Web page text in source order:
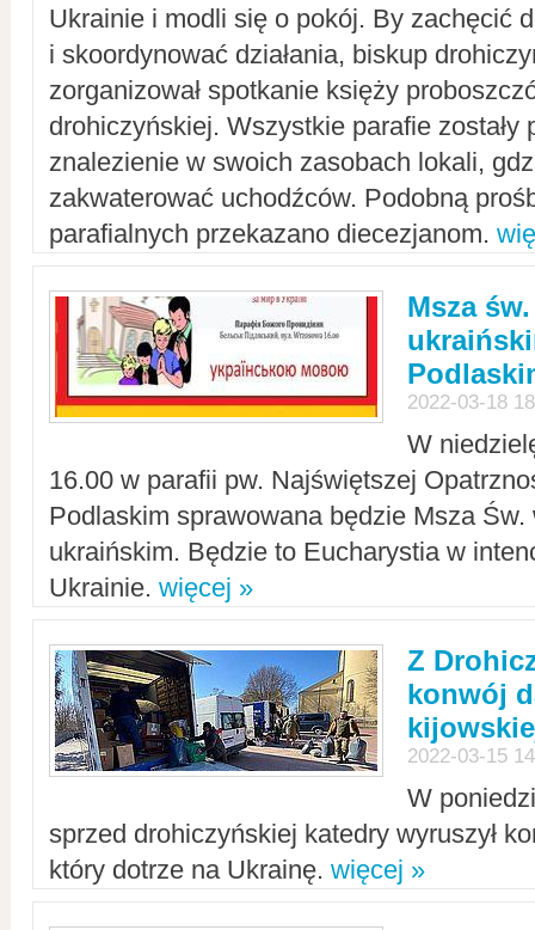
Ukrainie i modli się o pokój. By zachęcić
i skoordynować działania, biskup
zorganizował spotkanie księży
drohiczyńskiej. Wszystkie parafie zostały
znalezienie w swoich zasobach lokali,
zakwaterować uchodźców. Podobną
parafialnych przekazano diecezjanom.
Msza
2022-03-18
W
16.00 w parafii pw. Najświętszej
Podlaskim sprawowana będzie Msza Św.
ukraińskim. Będzie to Eucharystia w
Ukrainie. więcej »
Z
konwój
2022-03-15
W
sprzed drohiczyńskiej katedry wyruszył
który dotrze na Ukrainę. więcej »